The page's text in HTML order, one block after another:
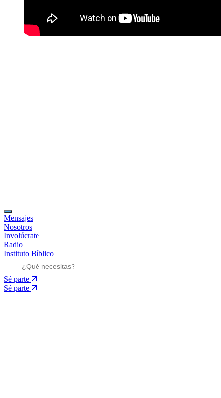
Mensajes
Nosotros
Involúcrate
Radio
Instituto Bíblico
Sé parte
Sé parte